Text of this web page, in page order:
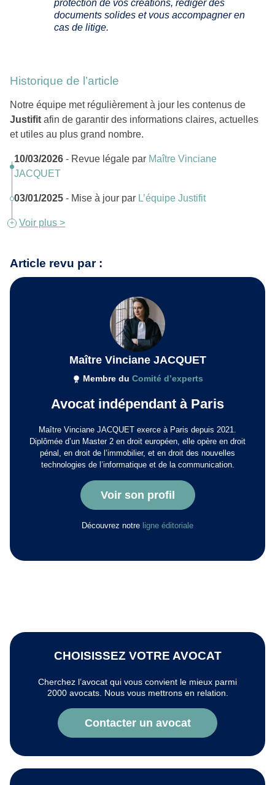
protection de vos créations, rédiger des
documents solides et vous accompagner en
cas de litige.
Historique de l’article
Notre équipe met régulièrement à jour les contenus de
Justifit afin de garantir des informations claires, actuelles
et utiles au plus grand nombre.
10/03/2026 - Revue légale par Maître Vinciane
JACQUET
03/01/2025 - Mise à jour par L’équipe Justifit
Voir plus >
Article revu par :
Maître Vinciane JACQUET
Membre du Comité d’experts
Avocat indépendant à Paris
Maître Vinciane JACQUET exerce à Paris depuis 2021.
Diplômée d’un Master 2 en droit européen, elle opère en droit
pénal, en droit de l’immobilier, et en droit des nouvelles
technologies de l’informatique et de la communication.
Voir son profil
Découvrez notre ligne éditoriale
CHOISISSEZ VOTRE AVOCAT
Cherchez l’avocat qui vous convient le mieux parmi
2000 avocats. Nous vous mettrons en relation.
Contacter un avocat